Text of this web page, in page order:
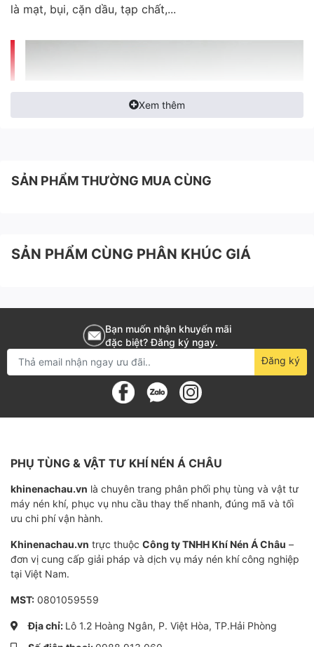
là mạt, bụi, cặn dầu, tạp chất,...
Thông số kỹ thuật của Lọc dầu
máy nén khí Fusheng 711823E1-
2118345P
Sử dụng cho
Lưu lượng
15 -
Độ chính xác
Chất liệu
Giấy
Tuổi thọ
Xuất xứ
Xem thêm
SẢN PHẨM THƯỜNG MUA CÙNG
SẢN PHẨM CÙNG PHÂN KHÚC GIÁ
Bạn muốn nhận khuyến mãi
đặc biệt? Đăng ký ngay.
Đăng ký
PHỤ TÙNG & VẬT TƯ KHÍ NÉN Á CHÂU
khinenachau.vn là chuyên trang phân phối phụ tùng và vật tư
máy nén khí, phục vụ nhu cầu thay thế nhanh, đúng mã và tối
ưu chi phí vận hành.
Khinenachau.vn trực thuộc Công ty TNHH Khí Nén Á Châu –
đơn vị cung cấp giải pháp và dịch vụ máy nén khí công nghiệp
tại Việt Nam.
MST: 0801059559
Địa chỉ: Lô 1.2 Hoàng Ngân, P. Việt Hòa, TP.Hải Phòng